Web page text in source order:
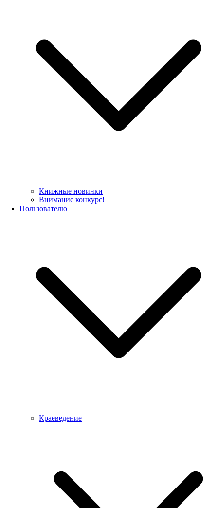
Книжные новинки
Внимание конкурс!
Пользователю
Краеведение